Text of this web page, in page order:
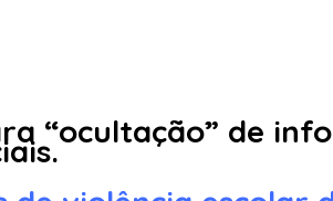
“ocultação” de